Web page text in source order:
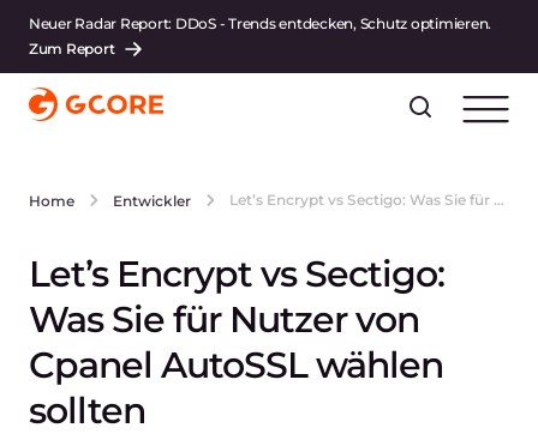
Neuer Radar Report: DDoS - Trends entdecken, Schutz optimieren.
Zum Report
Home Entwickler Let’s Encrypt vs Sectigo: Was Sie für Nutzer von Cpanel AutoSSL wählen sollten
Let’s Encrypt vs Sectigo:
Was Sie für Nutzer von
Cpanel AutoSSL wählen
sollten